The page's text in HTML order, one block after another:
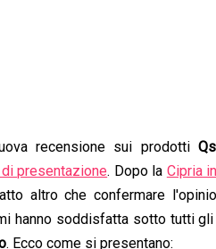
recensione sui prodotti
presentazione. Dopo la Cipria
altro che confermare
hanno soddisfatta sotto tutti
. Ecco come si presentano: